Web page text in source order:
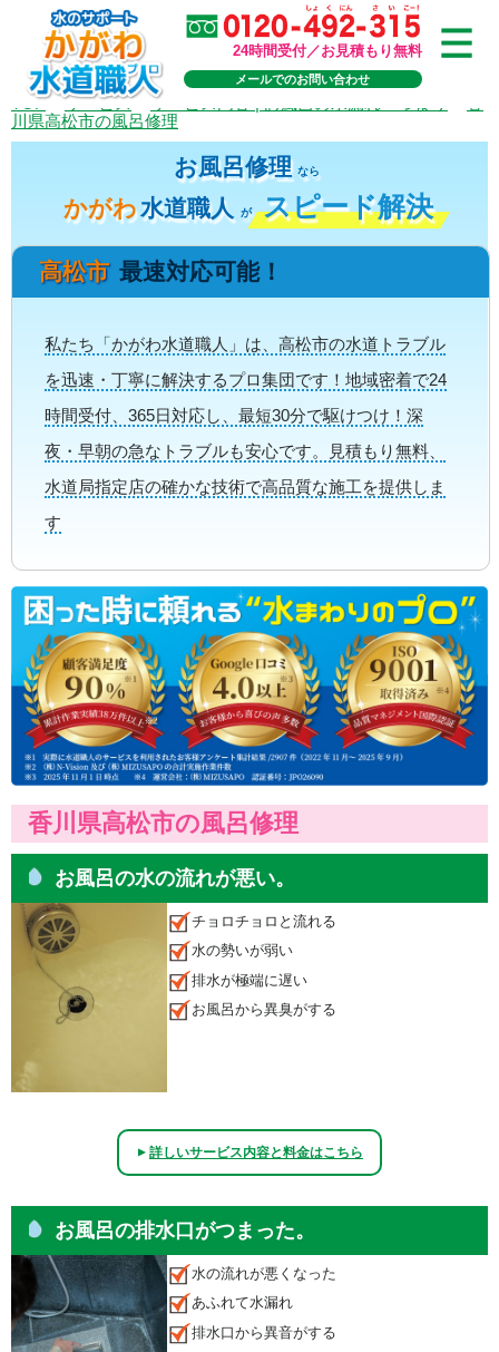
24時間受付／お見積もり無料
メールでのお問い合わせ
TOP>サービス> サービス内容 | お風呂の水漏れ・つまり
川県高松市の風呂修理
お風呂修理 なら
かがわ水道職人 が スピード解決
高松市 最速対応可能！
私たち「かがわ水道職人」は、高松市の水道トラブル
を迅速・丁寧に解決するプロ集団です！地域密着で24
時間受付、365日対応し、最短30分で駆けつけ！深
夜・早朝の急なトラブルも安心です。見積もり無料、
水道局指定店の確かな技術で高品質な施工を提供しま
す
香川県高松市の風呂修理
お風呂の水の流れが悪い。
チョロチョロと流れる
水の勢いが弱い
排水が極端に遅い
お風呂から異臭がする
▲詳しいサービス内容と料金はこちら
お風呂の排水口がつまった。
水の流れが悪くなった
あふれて水漏れ
排水口から異音がする